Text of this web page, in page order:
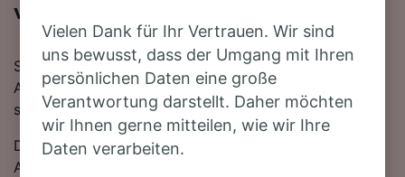
von Madrid Atocha nach El Escorial
Sie denken darüber nach, für Ihre Reise von Madrid
Atocha nach El Escorial den Zug zu nehmen? Bei uns
sind Sie goldrichtig!
Die schnellste Fahrtzeit, um die 42 km von Madrid
Atocha nach El Escorial mit dem Zug zurückzulegen
Vielen Dank für Ihr Vertrauen. Wir sind
uns bewusst, dass der Umgang mit Ihren
persönlichen Daten eine große
Verantwortung darstellt. Daher möchten
wir Ihnen gerne mitteilen, wie wir Ihre
Daten verarbeiten.